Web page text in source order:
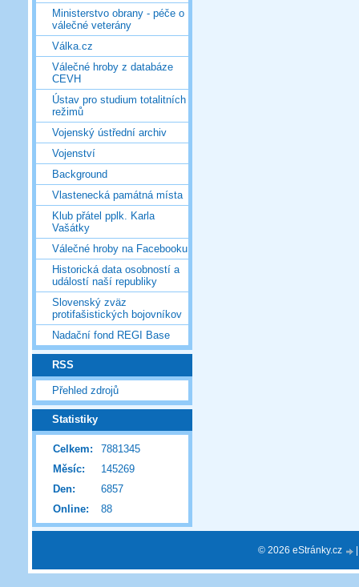
Ministerstvo obrany - péče o
válečné veterány
Válka.cz
Válečné hroby z databáze
CEVH
Ústav pro studium totalitních
režimů
Vojenský ústřední archiv
Vojenství
Background
Vlastenecká památná místa
Klub přátel pplk. Karla
Vašátky
Válečné hroby na Facebooku
Historická data osobností a
událostí naší republiky
Slovenský zväz
protifašistických bojovníkov
Nadační fond REGI Base
RSS
Přehled zdrojů
Statistiky
Online: 88
Celkem:
7881345
Měsíc:
145269
Den:
6857
© 2026 eStránky.cz